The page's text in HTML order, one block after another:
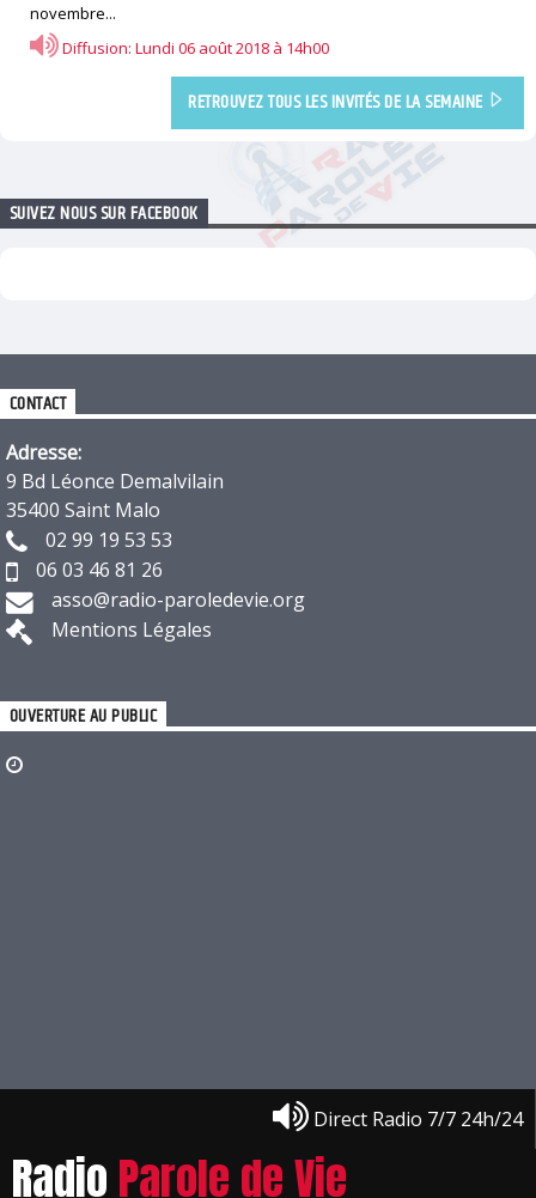
Direct Radio 7/7 24h/24
Radio Parole de Vie
novembre...
Diffusion: Lundi 06 août 2018 à 14h00
RETROUVEZ TOUS LES INVITÉS DE LA SEMAINE
SUIVEZ NOUS SUR FACEBOOK
CONTACT
Adresse:
9 Bd Léonce Demalvilain
35400 Saint Malo
02 99 19 53 53
06 03 46 81 26
asso@radio-paroledevie.org
Mentions Légales
OUVERTURE AU PUBLIC